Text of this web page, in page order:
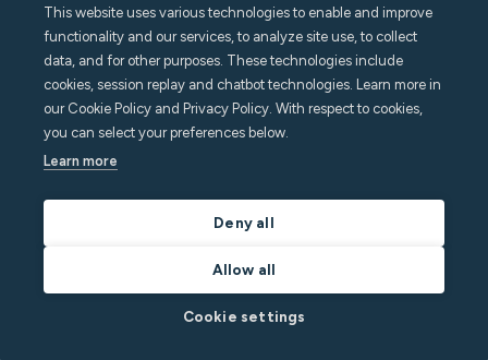
Sprache
This website uses various technologies to enable and improve
functionality and our services, to analyze site use, to collect
data, and for other purposes. These technologies include
cookies, session replay and chatbot technologies. Learn more in
our Cookie Policy and Privacy Policy. With respect to cookies,
you can select your preferences below.
Learn more
Deny all
Allow all
Cookie settings